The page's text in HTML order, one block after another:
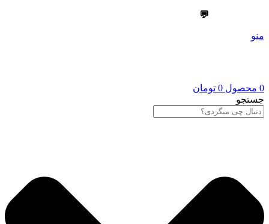
💬
منو
0 محصول 0 تومان
جستجو